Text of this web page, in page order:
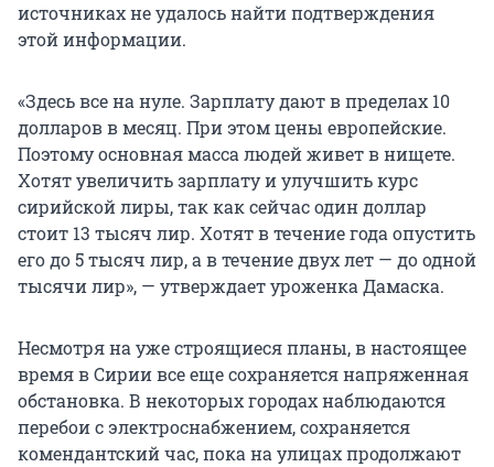
источниках не удалось найти подтверждения
этой информации.
«Здесь все на нуле. Зарплату дают в пределах 10
долларов в месяц. При этом цены европейские.
Поэтому основная масса людей живет в нищете.
Хотят увеличить зарплату и улучшить курс
сирийской лиры, так как сейчас один доллар
стоит 13 тысяч лир. Хотят в течение года опустить
его до 5 тысяч лир, а в течение двух лет — до одной
тысячи лир», — утверждает уроженка Дамаска.
Несмотря на уже строящиеся планы, в настоящее
время в Сирии все еще сохраняется напряженная
обстановка. В некоторых городах наблюдаются
перебои с электроснабжением, сохраняется
комендантский час, пока на улицах продолжают